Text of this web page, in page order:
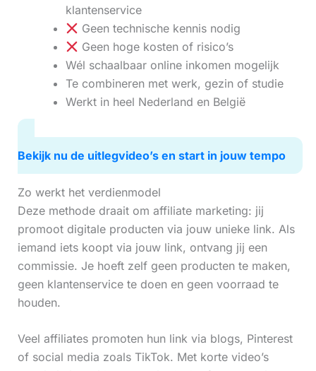
klantenservice
Geen technische kennis nodig
Geen hoge kosten of risico’s
Wél schaalbaar online inkomen mogelijk
Te combineren met werk, gezin of studie
Werkt in heel Nederland en België
Bekijk nu de uitlegvideo’s en start in jouw tempo
Zo werkt het verdienmodel
Deze methode draait om affiliate marketing: jij
promoot digitale producten via jouw unieke link. Als
iemand iets koopt via jouw link, ontvang jij een
commissie. Je hoeft zelf geen producten te maken,
geen klantenservice te doen en geen voorraad te
houden.
Veel affiliates promoten hun link via blogs, Pinterest
of social media zoals TikTok. Met korte video’s